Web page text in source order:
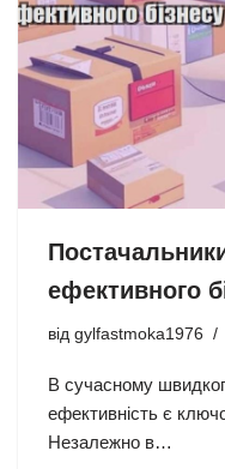
ефективного
від gylfastmoka1976
В сучасному
ефективність є
Незалежно в…